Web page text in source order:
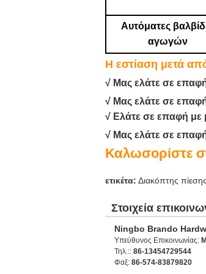
Αυτόματες
αγωγών
Η εστίαση μετά
√ Μας ελάτε σε
√ Μας ελάτε σε
√ Ελάτε σε επαφή με
√ Μας ελάτε σε
Καλωσορίστε
ετικέτα: Διακόπτης
Στοιχεία
Ningbo Brando
Υπεύθυνος Επικοινωνίας:
Τηλ.:: 86-13454729544
Φαξ: 86-574-83879820